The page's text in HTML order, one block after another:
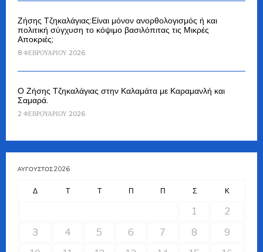
Ζήσης Τζηκαλάγιας:Είναι μόνον ανορθολογισμός ή και
πολιτική σύγχυση το κόψιμο βασιλόπιτας τις Μικρές
Αποκριές;
8 ΦΕΒΡΟΥΑΡΊΟΥ 2026
Ο Ζήσης Τζηκαλάγιας στην Καλαμάτα με Καραμανλή και
Σαμαρά.
2 ΦΕΒΡΟΥΑΡΊΟΥ 2026
ΑΎΓΟΥΣΤΟΣ 2026
Δ Τ Τ Π Π Σ Κ
1
2
3
4 5 6 7 8
9